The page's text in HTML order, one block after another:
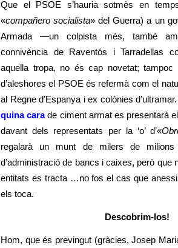
Que el PSOE s’hauria sotmès en
«compañero socialista» del Guerra) a un
Armada —un colpista més, també
connivència de Raventós i Tarradellas
aquella tropa, no és cap novetat;
d’aleshores el PSOE és refermà com el
al Regne d’Espanya i ex colònies
quina carade ciment armat es presentarà
davant dels representats per la ‘o’ d’«
regalarà un munt de milers de milions
d’administració de bancs i caixes, però que
entitats es tracta …no fos el cas que
els toca.
Descobrim-los!
Hom, que és previngut (gràcies, Josep